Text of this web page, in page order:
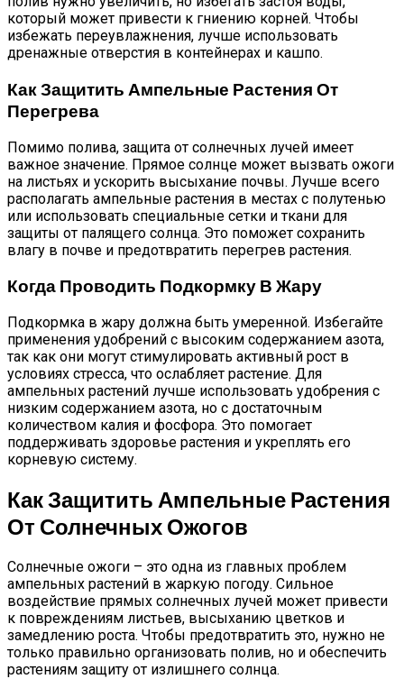
который может привести к гниению корней. Чтобы
избежать переувлажнения, лучше использовать
дренажные отверстия в контейнерах и кашпо.
Как Защитить Ампельные Растения От
Перегрева
Помимо полива, защита от солнечных лучей имеет
важное значение. Прямое солнце может вызвать ожоги
на листьях и ускорить высыхание почвы. Лучше всего
располагать ампельные растения в местах с полутенью
или использовать специальные сетки и ткани для
защиты от палящего солнца. Это поможет сохранить
влагу в почве и предотвратить перегрев растения.
Когда Проводить Подкормку В Жару
Подкормка в жару должна быть умеренной. Избегайте
применения удобрений с высоким содержанием азота,
так как они могут стимулировать активный рост в
условиях стресса, что ослабляет растение. Для
ампельных растений лучше использовать удобрения с
низким содержанием азота, но с достаточным
количеством калия и фосфора. Это помогает
поддерживать здоровье растения и укреплять его
корневую систему.
Как Защитить Ампельные Растения
От Солнечных Ожогов
Солнечные ожоги – это одна из главных проблем
ампельных растений в жаркую погоду. Сильное
воздействие прямых солнечных лучей может привести
к повреждениям листьев, высыханию цветков и
замедлению роста. Чтобы предотвратить это, нужно не
только правильно организовать полив, но и обеспечить
растениям защиту от излишнего солнца.